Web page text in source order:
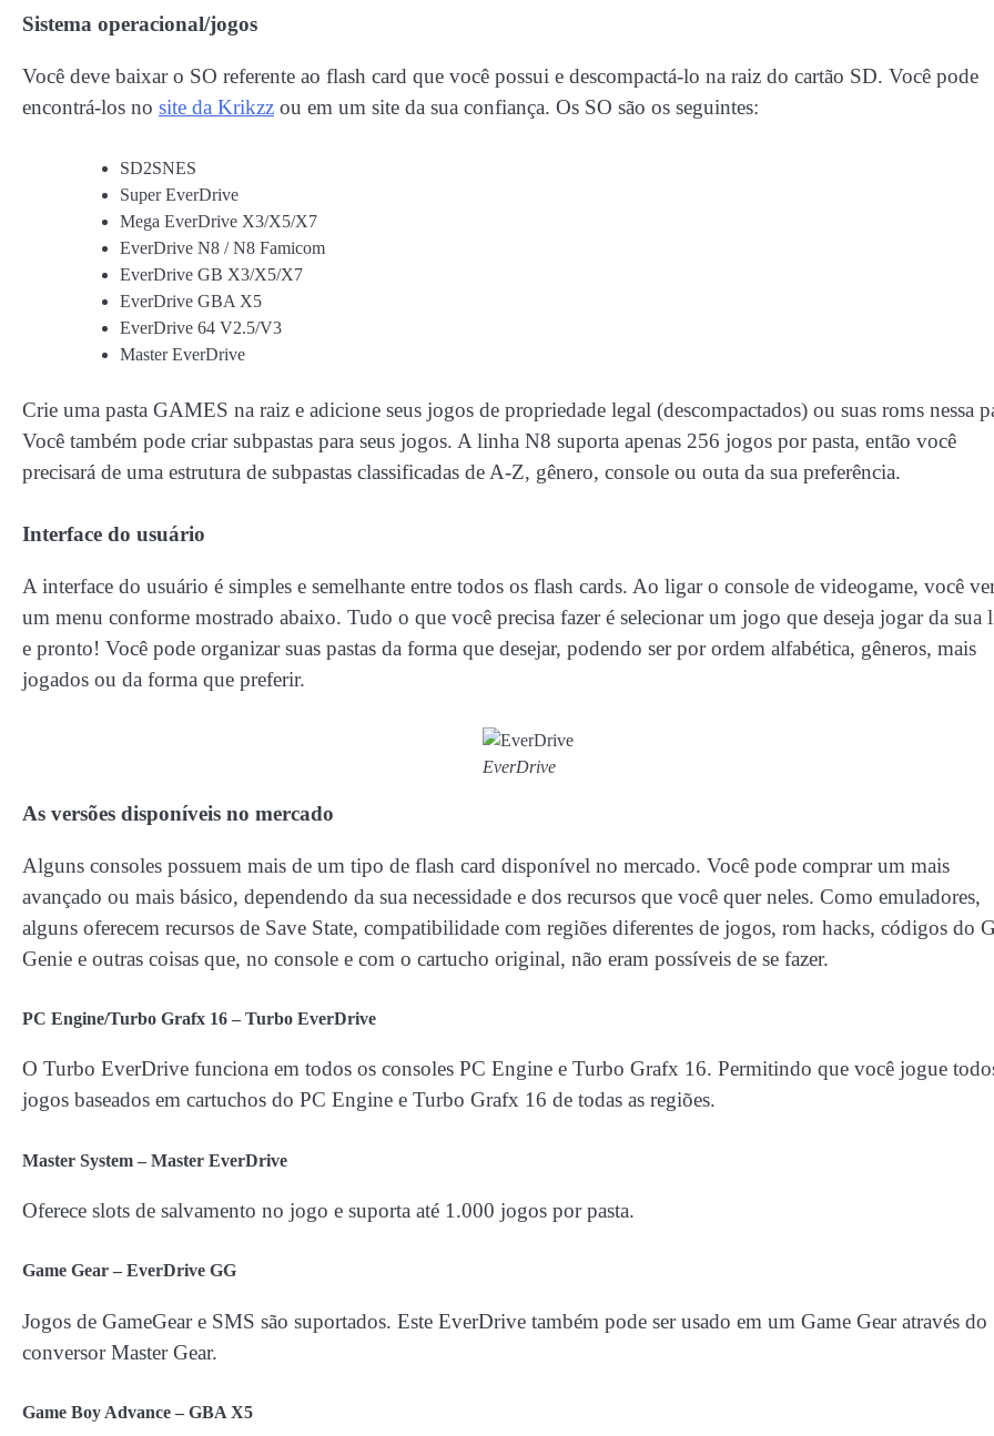
Sistema operacional/jogos
Você deve baixar o SO referente ao flash card que você possui e descompactá-lo na raiz do cartão SD. Você pode
encontrá-los no site da Krikzz ou em um site da sua confiança. Os SO são os seguintes:
SD2SNES
Super EverDrive
Mega EverDrive X3/X5/X7
EverDrive N8 / N8 Famicom
EverDrive GB X3/X5/X7
EverDrive GBA X5
EverDrive 64 V2.5/V3
Master EverDrive
Crie uma pasta GAMES na raiz e adicione seus jogos de propriedade legal (descompactados) ou suas roms nessa
Você também pode criar subpastas para seus jogos. A linha N8 suporta apenas 256 jogos por pasta, então você
precisará de uma estrutura de subpastas classificadas de A-Z, gênero, console ou outa da sua preferência.
Interface do usuário
A interface do usuário é simples e semelhante entre todos os flash cards. Ao ligar o console de videogame, você
um menu conforme mostrado abaixo. Tudo o que você precisa fazer é selecionar um jogo que deseja jogar da sua
e pronto! Você pode organizar suas pastas da forma que desejar, podendo ser por ordem alfabética, gêneros, mais
jogados ou da forma que preferir.
EverDrive
As versões disponíveis no mercado
Alguns consoles possuem mais de um tipo de flash card disponível no mercado. Você pode comprar um mais
avançado ou mais básico, dependendo da sua necessidade e dos recursos que você quer neles. Como emuladores,
alguns oferecem recursos de Save State, compatibilidade com regiões diferentes de jogos, rom hacks, códigos do
Genie e outras coisas que, no console e com o cartucho original, não eram possíveis de se fazer.
PC Engine/Turbo Grafx 16 – Turbo EverDrive
O Turbo EverDrive funciona em todos os consoles PC Engine e Turbo Grafx 16. Permitindo que você jogue
jogos baseados em cartuchos do PC Engine e Turbo Grafx 16 de todas as regiões.
Master System – Master EverDrive
Oferece slots de salvamento no jogo e suporta até 1.000 jogos por pasta.
Game Gear – EverDrive GG
Jogos de GameGear e SMS são suportados. Este EverDrive também pode ser usado em um Game Gear através do
conversor Master Gear.
Game Boy Advance – GBA X5